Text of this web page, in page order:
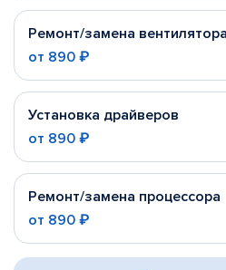
Ремонт/замена
от 890 ₽
Установка драйверов
от 890 ₽
Ремонт/замена процессора
от 890 ₽